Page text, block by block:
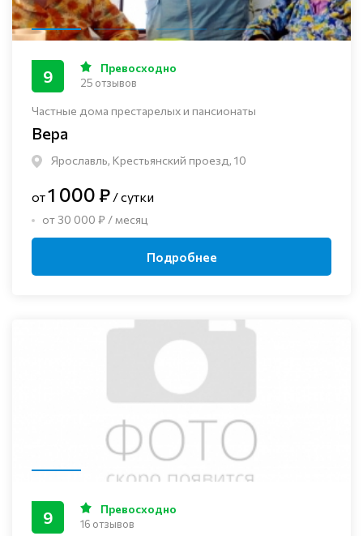
Частные дома престарелых и пансионаты
Вера
Ярославль, Крестьянский проезд, 10
9 Превосходно
25 отзывов
от1 000 ₽ / сутки
от 30 000 ₽ / месяц
Подробнее
9 Превосходно
16 отзывов